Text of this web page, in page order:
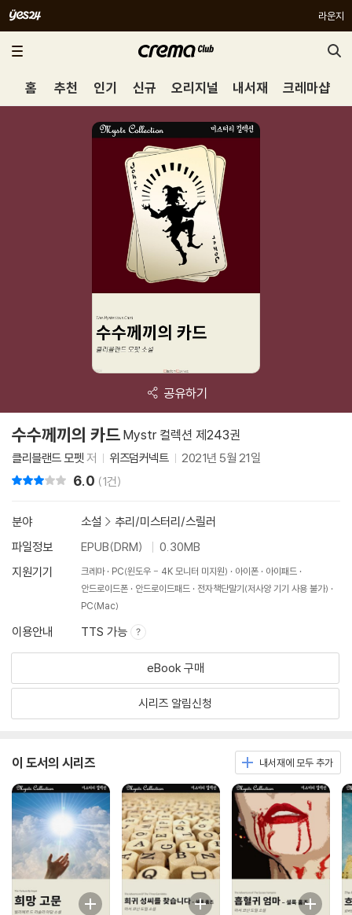
라운지
홈 추천 인기 신규 오리지널 내서재 크레마샵
공유하기
수수께끼의 카드 Mystr 컬렉션 제243권
클리블랜드 모펫 저 위즈덤커넥트 2021년 5월 21일
6.0 (1건)
분야 소설 > 추리/미스터리/스릴러
파일정보
EPUB(DRM)
0.30MB
지원기기
크레마 PC(윈도우 - 4K 모니터 미지원) 아이폰
아이패드
안드로이드폰
안드로이드패드
전자책단말기(저사양 기기 사용 불가)
PC(Mac)
이용안내 TTS 가능
eBook 구매
시리즈 알림신청
이 도서의 시리즈 내서재에 모두 추가